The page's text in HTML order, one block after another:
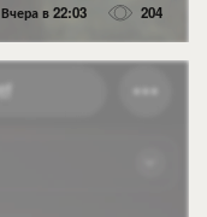
Вчера в 22:03 204